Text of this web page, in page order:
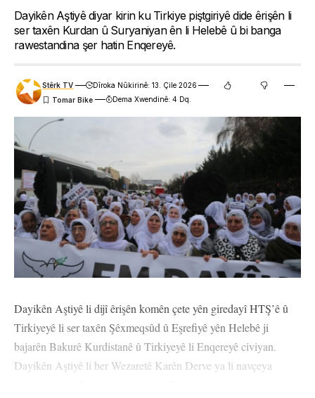
Dayikên Aştiyê diyar kirin ku Tirkiye piştgiriyê dide êrişên li
ser taxên Kurdan û Suryaniyan ên li Helebê û bi banga
rawestandina şer hatin Enqereyê.
Stêrk TV
Dîroka Nûkirinê: 13. Çile 2026
Dema Xwendinê: 4 Dq.
Dayikên Aştiyê li dijî êrişên komên çete yên giredayî HTŞ’ê û
Tirkiyeyê li ser taxên Şêxmeqsûd û Eşrefiyê yên Helebê ji
bajarên Bakurê Kurdistanê û Tirkiyeyê li Enqereyê civiyan.
Dayikên Aştiyê li ber Wezaretê Karên Derve ya li navçeya